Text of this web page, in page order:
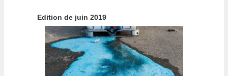
Edition de juin 2019